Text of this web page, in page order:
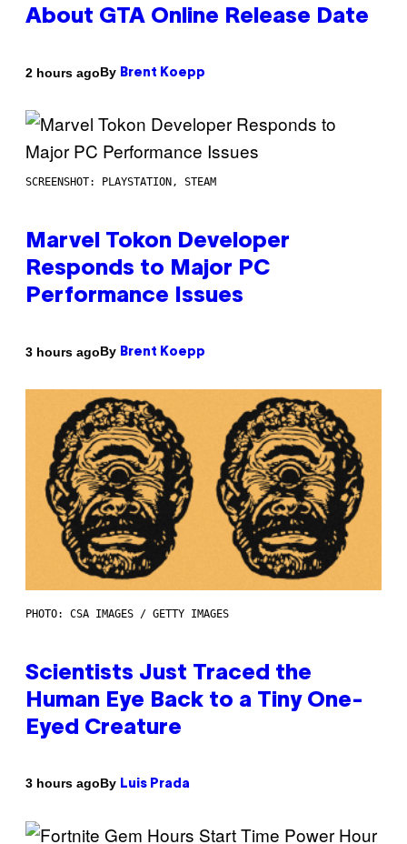
About GTA Online Release Date
2 hours agoBy Brent Koepp
SCREENSHOT: PLAYSTATION, STEAM
Marvel Tokon Developer
Responds to Major PC
Performance Issues
3 hours agoBy Brent Koepp
PHOTO: CSA IMAGES / GETTY IMAGES
Scientists Just Traced the
Human Eye Back to a Tiny One-
Eyed Creature
3 hours agoBy Luis Prada